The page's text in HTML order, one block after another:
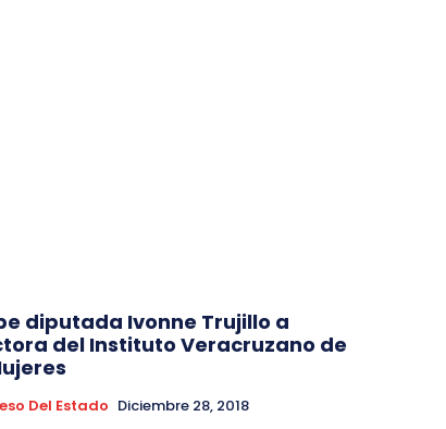
diputada Ivonne Trujillo a
del Instituto Veracruzano de
Del Estado Diciembre 28, 2018